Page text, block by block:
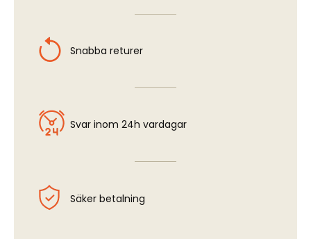
Snabba returer
Svar inom 24h vardagar
Säker betalning